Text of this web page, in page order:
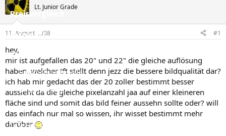
Preisvergleich
Forum
Aktuelles
Empfohlene Inhalte
Neue Beiträge
Neueste Aktivitäten
Leserartikel
t
e
e
r
e
t
m
Lt. Junior Grade
11. August 2008 #1
hey,
mir ist aufgefallen das 20" und 22" die gleiche auflösung
haben..welcher tft stellt denn jezz die bessere bildqualität dar?
ich hab mir gedacht das der 20 zoller bestimmt besser
aussieht da die gleiche pixelanzahl jaa auf einer kleineren
fläche sind und somit das bild feiner aussehn sollte oder? will
das einfach nur mal so wissen, ihr wisset bestimmt mehr
darüber